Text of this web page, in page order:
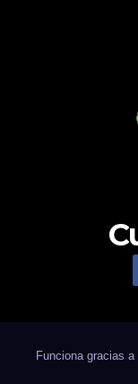
Funciona gracias a